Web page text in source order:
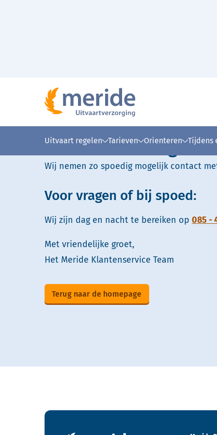
Uitvaart regelen Tarieven Orienteren Tijdens
Home
>
Bedankt voor uw contactaanvraag
Hartelijk dank voor
contactaanvraag.
Wij nemen zo spoedig mogelijk contact
Voor vragen of bij spoed:
Wij zijn dag en nacht te bereiken op 085 -
Met vriendelijke groet,
Het Meride Klantenservice Team
Terug naar de homepage
Contactgegevens en footer menu van Meride